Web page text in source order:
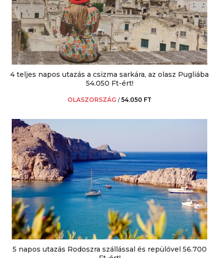
4 teljes napos utazás a csizma sarkára, az olasz Pugliába
54.050 Ft-ért!
OLASZORSZÁG /54.050 FT
5 napos utazás Rodoszra szállással és repülővel 56.700